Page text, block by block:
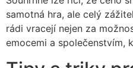
samotná hra, ale celý
rádi vracejí nejen za
emocemi a společenstvím,